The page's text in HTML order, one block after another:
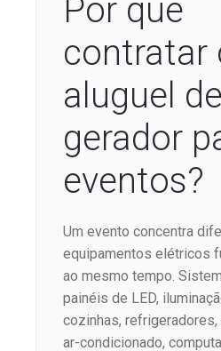
Por que
contratar
aluguel de
gerador
eventos?
Um evento concentra
equipamentos elétricos
ao mesmo tempo.
painéis de LED,
cozinhas,
ar-condicionado,